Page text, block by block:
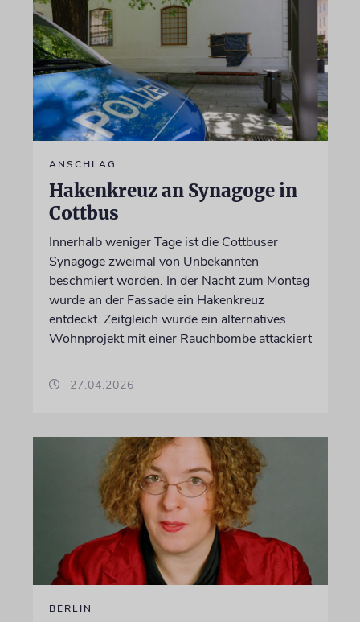
ANSCHLAG
Hakenkreuz an Synagoge in
Cottbus
Innerhalb weniger Tage ist die Cottbuser
Synagoge zweimal von Unbekannten
beschmiert worden. In der Nacht zum Montag
wurde an der Fassade ein Hakenkreuz
entdeckt. Zeitgleich wurde ein alternatives
Wohnprojekt mit einer Rauchbombe attackiert
27.04.2026
BERLIN